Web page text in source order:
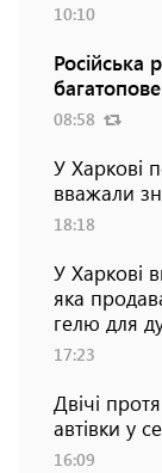
10:10
Російська
08:58
У Харкові
вважали
18:18
У Харкові
яка
гелю для
17:23
Двічі
автівки у
16:09